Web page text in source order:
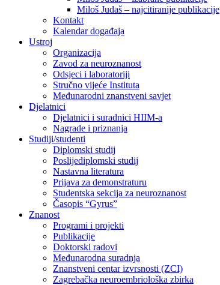
Miloš Judaš – najcitiranije publikacije
Kontakt
Kalendar događaja
Ustroj
Organizacija
Zavod za neuroznanost
Odsjeci i laboratoriji
Stručno vijeće Instituta
Međunarodni znanstveni savjet
Djelatnici
Djelatnici i suradnici HIIM-a
Nagrade i priznanja
Studiji/studenti
Diplomski studij
Poslijediplomski studij
Nastavna literatura
Prijava za demonstraturu
Studentska sekcija za neuroznanost
Časopis “Gyrus”
Znanost
Programi i projekti
Publikacije
Doktorski radovi
Međunarodna suradnja
Znanstveni centar izvrsnosti (ZCI)
Zagrebačka neuroembriološka zbirka